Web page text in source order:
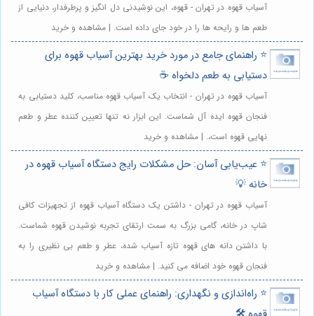
آسیاب قهوه در تهران - قهوه، این نوشیدنی دل انگیز و پرطرفدار، دنیایی از
طعم ها و رایحه ها را در خود جای داده است. | مشاهده و خرید
⭐️ راهنمای جامع در مورد خرید بهترین آسیاب قهوه برای
دستیابی به طعم دلخواه ☕️
آسیاب قهوه در تهران - انتخاب یک آسیاب قهوه مناسب، کلید دستیابی به
فنجان قهوه ایده آل شماست. این ابزار نه تنها تعیین کننده عطر و طعم
نهایی قهوه است،. | مشاهده و خرید
⭐️ عیب‌یابی آسان: حل مشکلات رایج دستگاه آسیاب قهوه در
خانه 💡
آسیاب قهوه در تهران - داشتن یک دستگاه آسیاب قهوه از تجهیزات کافی
شاپ در خانه، گامی بزرگ به سمت ارتقای تجربه نوشیدن قهوه شماست.
با داشتن دانه های قهوه تازه آسیاب شده، عطر و طعم بی نظیری را به
فنجان قهوه خود اضافه می کنید. | مشاهده و خرید
⭐️ راه‌اندازی و نگهداری: راهنمای عملی کار با دستگاه آسیاب